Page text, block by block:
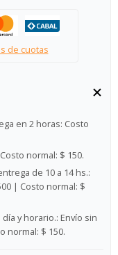
de cuotas
en 2 horas: Costo
Costo normal: $ 150.
de 10 a 14 hs.:
| Costo normal: $
y horario.: Envío sin
normal: $ 150.